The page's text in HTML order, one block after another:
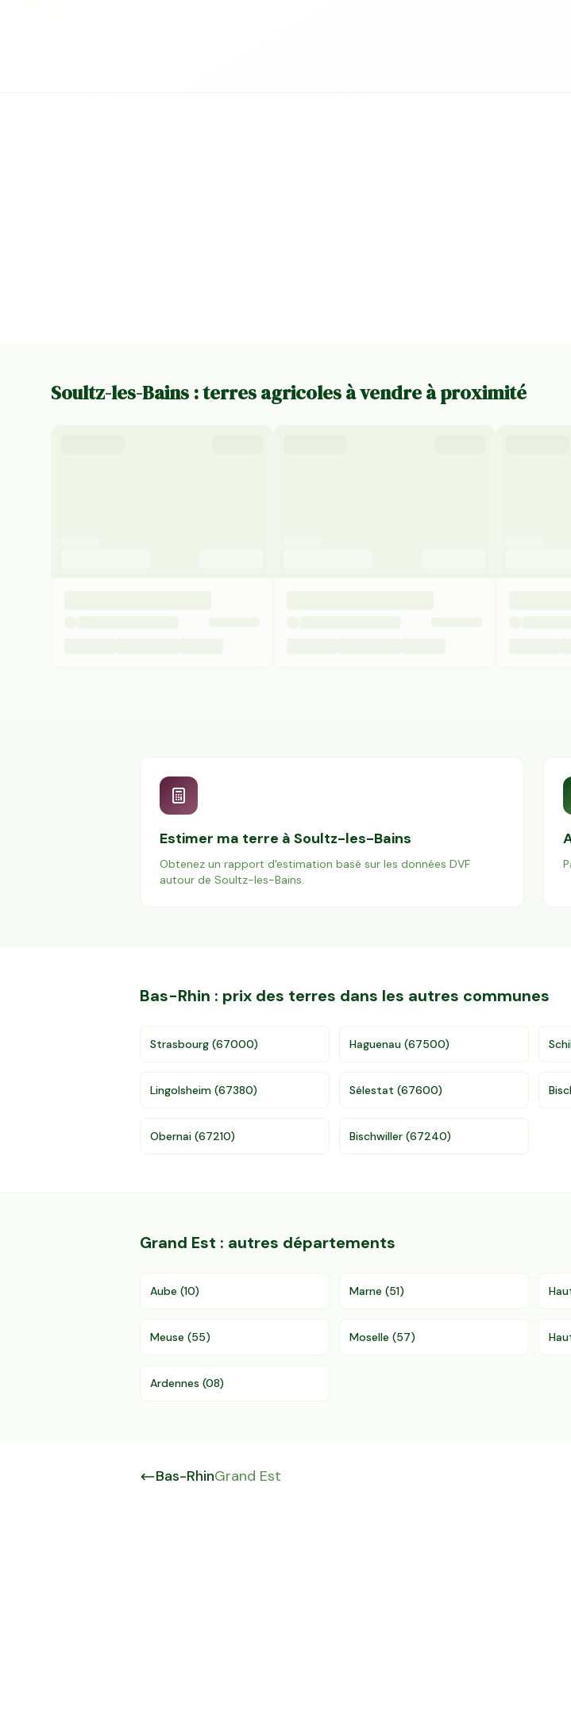
Soultz-les-Bains : terres agricoles à vendre à proximité
Estimer ma terre à Soultz-les-Bains
Obtenez un rapport d'estimation basé sur les données DVF
autour de Soultz-les-Bains.
Bas-Rhin : prix des terres dans les autres communes
Strasbourg (67000) Haguenau (67500)
Lingolsheim (67380) Sélestat (67600)
Obernai (67210) Bischwiller (67240)
Grand Est : autres départements
Aube (10) Marne (51)
Meuse (55) Moselle (57)
Ardennes (08)
Bas-RhinGrand Est